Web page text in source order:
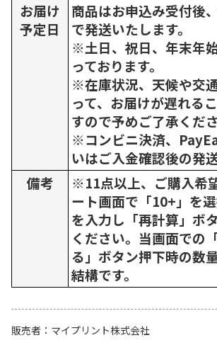
お届け
予定日
商品はお申込み受付後
で発送いたします。
※土日、祝日、年末年
っております。
※在庫状況、天候や交
って、お届けが遅れる
すので予めご了承くださ
※コンビニ決済、
いはご入金確認後の発
備考
※11点以上、ご購入希
ート画面で「10+」を
を入力し「再計算」ボ
ください。当画面での
る」ボタン押下時の数
結構です。
販売者
マイプリント株式会社